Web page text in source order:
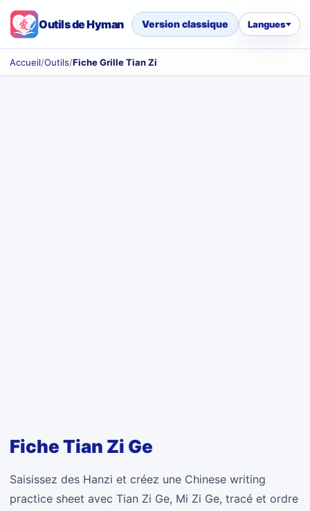
Outils de Hyman Version classique Langues
Accueil/Outils/Fiche Grille Tian Zi
Fiche Tian Zi Ge
Saisissez des Hanzi et créez une Chinese writing
practice sheet avec Tian Zi Ge, Mi Zi Ge, tracé et ordre